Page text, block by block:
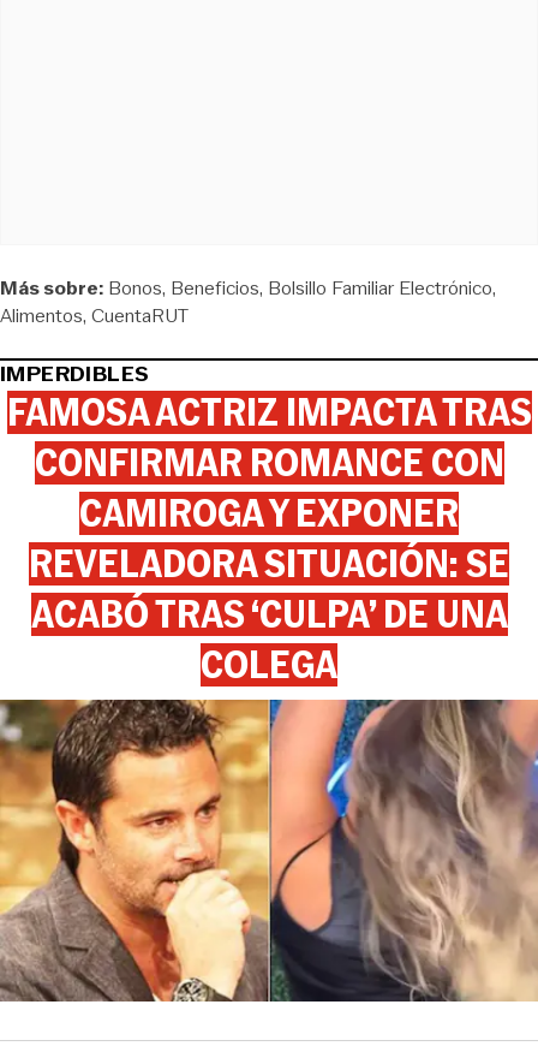
Más sobre: Bonos Beneficios Bolsillo Familiar Electrónico
Alimentos CuentaRUT
IMPERDIBLES
FAMOSA ACTRIZ IMPACTA TRAS
CONFIRMAR ROMANCE CON
CAMIROGA Y EXPONER
REVELADORA SITUACIÓN: SE
ACABÓ TRAS ‘CULPA’ DE UNA
COLEGA